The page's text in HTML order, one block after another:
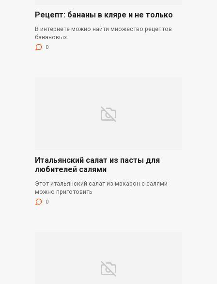
Рецепт: бананы в кляре и не только
В интернете можно найти множество рецептов
банановых
0
Итальянский салат из пасты для
любителей салями
Этот итальянский салат из макарон с салями
можно приготовить
0